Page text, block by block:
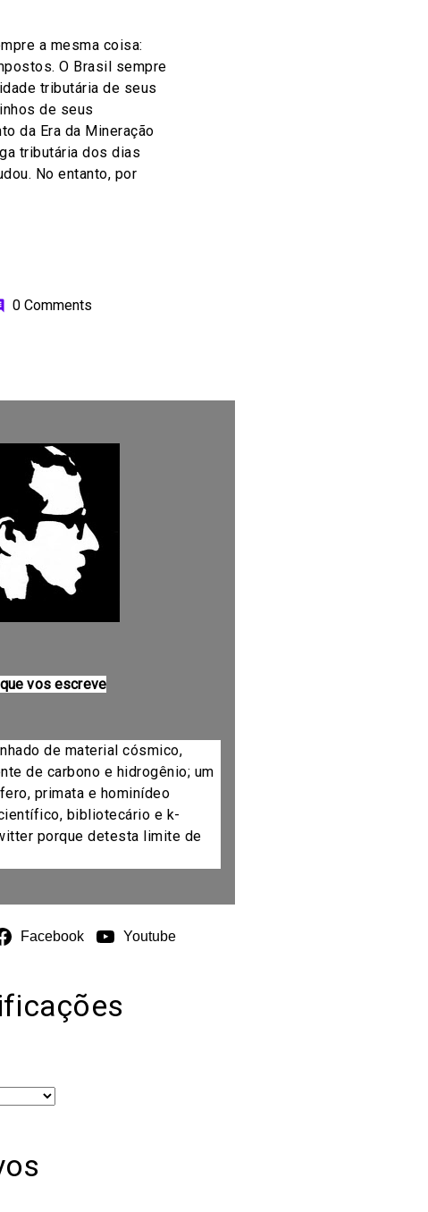
a mesma coisa:
O Brasil sempre
tributária de seus
de seus
da Era da Mineração
tributária dos dias
No entanto, por
0 Comments
vos escreve
de material cósmico,
de carbono e hidrogênio; um
primata e hominídeo
bibliotecário e k-
porque detesta limite de
Facebook Youtube